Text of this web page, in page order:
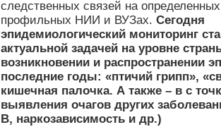
следственных связей на
профильных НИИ и ВУЗах. Сегодня
эпидемиологический мониторинг
актуальной задачей на уровне
возникновении и распространении
последние годы: «птичий грипп»,
кишечная палочка. А также – в с
выявления очагов других
В, наркозависимость и др.)